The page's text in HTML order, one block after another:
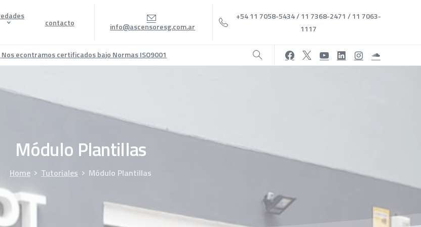
contacto info@ascensoresg.com.ar
+54 11 7058-5434 / 11 7368-2471 / 11 7063-
1117
Nos econtramos certificados bajo Normas ISO9001
Módulo Plantillas
Home Tutoriales Módulo Plantillas